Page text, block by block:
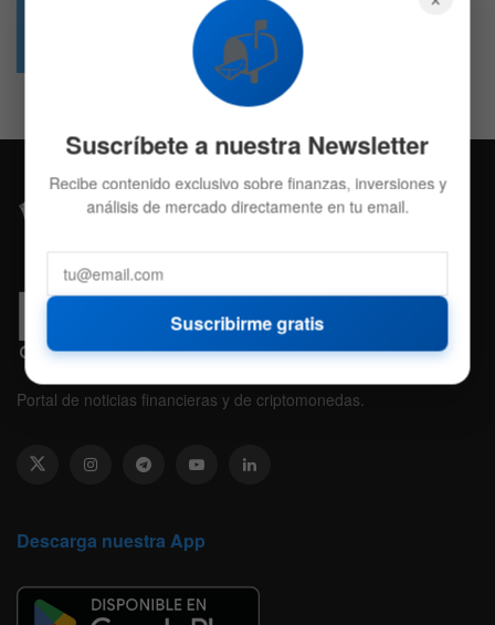
4.7k
Followers
Portal de noticias financieras y de criptomonedas.
Descarga nuestra App
📬
Suscríbete a nuestra Newsletter
Recibe contenido exclusivo sobre finanzas, inversiones y
análisis de mercado directamente en tu email.
Suscribirme gratis